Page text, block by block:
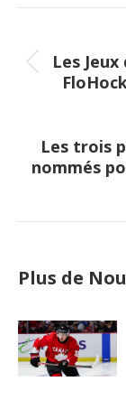
Post
navigation
Les
Les trois
nommés
Plus de